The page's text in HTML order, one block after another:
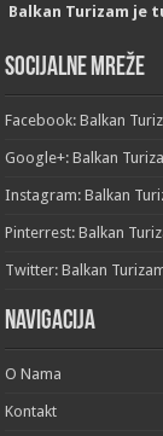
Balkan Turizam je
Socijalne mreže
Facebook: Balkan
Google+: Balkan
Instagram: Balkan
Pinterrest: Balkan
Twitter: Balkan
Navigacija
O Nama
Kontakt